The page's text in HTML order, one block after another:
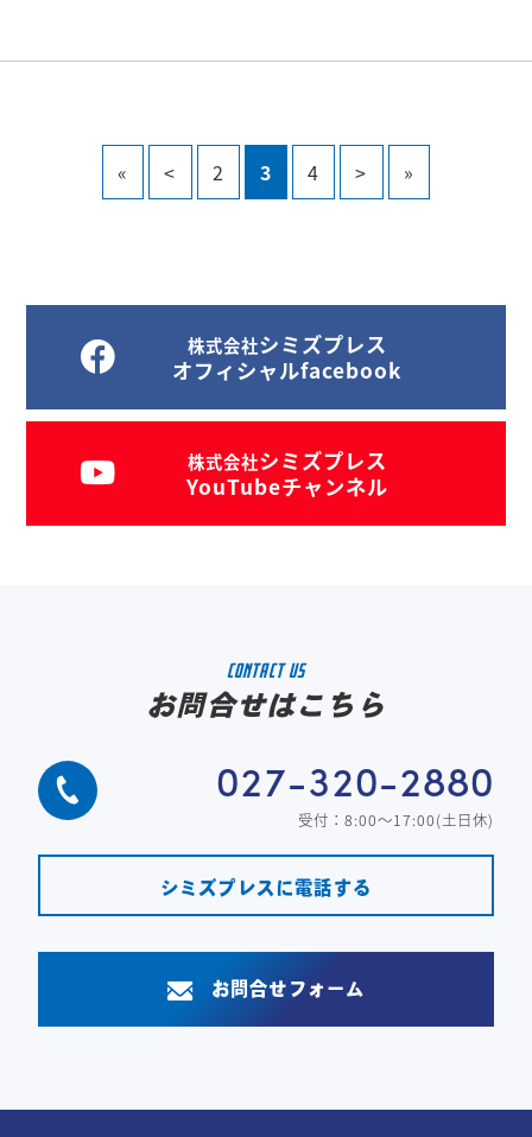
« < 2 3 4 > »
株式会社シミズプレス
オフィシャルfacebook
株式会社シミズプレス
YouTubeチャンネル
CONTACT US
お問合せはこちら
027-320-2880
受付：8:00～17:00(土日休)
シミズプレスに電話する
お問合せフォーム